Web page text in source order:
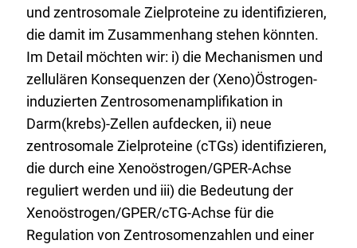
und zentrosomale Zielproteine zu identifizieren,
die damit im Zusammenhang stehen könnten.
Im Detail möchten wir: i) die Mechanismen und
zellulären Konsequenzen der (Xeno)Östrogen-
induzierten Zentrosomenamplifikation in
Darm(krebs)-Zellen aufdecken, ii) neue
zentrosomale Zielproteine (cTGs) identifizieren,
die durch eine Xenoöstrogen/GPER-Achse
reguliert werden und iii) die Bedeutung der
Xenoöstrogen/GPER/cTG-Achse für die
Regulation von Zentrosomenzahlen und einer